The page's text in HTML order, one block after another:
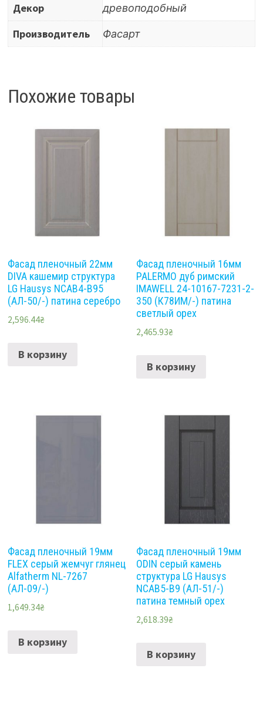
Декор
древоподобный
Производитель
Фасарт
Похожие товары
Фасад пленочный 22мм
DIVA кашемир структура
LG Hausys NCAB4-B95
(АЛ-50/-) патина серебро
2,596.44₴
В корзину
Фасад пленочный 16мм
PALERMO дуб римский
IMAWELL 24-10167-7231-2-
350 (К78ИМ/-) патина
светлый орех
2,465.93₴
В корзину
Фасад пленочный 19мм
FLEX серый жемчуг глянец
Alfatherm NL-7267
(АЛ-09/-)
1,649.34₴
В корзину
Фасад пленочный 19мм
ODIN серый камень
структура LG Hausys
NCAB5-B9 (АЛ-51/-)
патина темный орех
2,618.39₴
В корзину